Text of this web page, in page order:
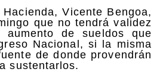
Vicente Bengoa,
que no tendrá validez
aumento de sueldos que
Nacional, si la misma
de donde provendrán
sustentarlos.